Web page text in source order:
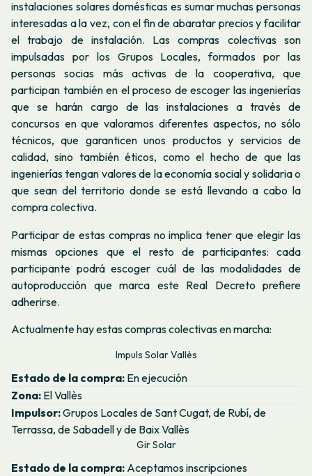
instalaciones solares domésticas es sumar muchas personas
interesadas a la vez, con el fin de abaratar precios y facilitar
el trabajo de instalación. Las compras colectivas son
impulsadas por los Grupos Locales, formados por las
personas socias más activas de la cooperativa, que
participan también en el proceso de escoger las ingenierías
que se harán cargo de las instalaciones a través de
concursos en que valoramos diferentes aspectos, no sólo
técnicos, que garanticen unos productos y servicios de
calidad, sino también éticos, como el hecho de que las
ingenierías tengan valores de la economía social y solidaria o
que sean del territorio donde se está llevando a cabo la
compra colectiva.
Participar de estas compras no implica tener que elegir las
mismas opciones que el resto de participantes: cada
participante podrá escoger cuál de las modalidades de
autoproducción que marca este Real Decreto prefiere
adherirse.
Actualmente hay estas compras colectivas en marcha:
Impuls Solar Vallès
Estado de la compra: En ejecución
Zona: El Vallès
Impulsor:Grupos Locales de Sant Cugat, de Rubí, de
Terrassa, de Sabadell y de Baix Vallès
Gir Solar
Estado de la compra: Aceptamos inscripciones